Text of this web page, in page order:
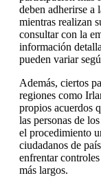
deben adherirse
mientras realizan
consultar con la
información
pueden variar
Además, ciertos
regiones como
propios acuerdos
las personas de
el procedimiento
ciudadanos de
enfrentar
más largos.